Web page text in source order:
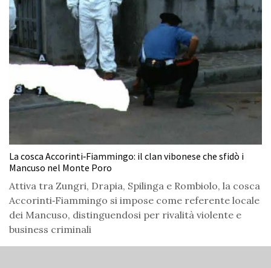
La cosca Accorinti‑Fiammingo: il clan vibonese che sfidò i
Mancuso nel Monte Poro
Attiva tra Zungri, Drapia, Spilinga e Rombiolo, la cosca
Accorinti‑Fiammingo si impose come referente locale
dei Mancuso, distinguendosi per rivalità violente e
business criminali